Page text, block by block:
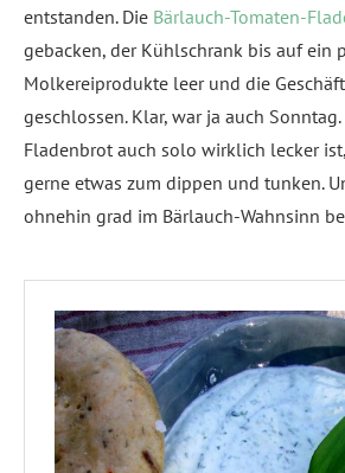
entstanden. Die Bärlauch-Tomaten-
gebacken, der Kühlschrank bis auf ein
Molkereiprodukte leer und die
geschlossen. Klar, war ja auch
Fladenbrot auch solo wirklich lecker
gerne etwas zum dippen und tunken.
ohnehin grad im Bärlauch-Wahnsinn